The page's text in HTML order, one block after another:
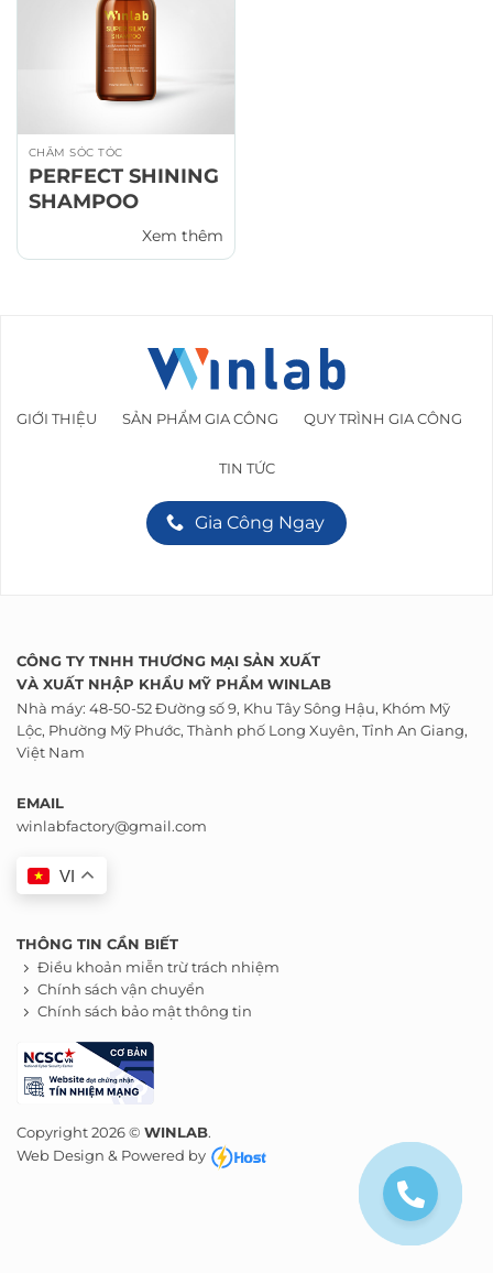
CHĂM SÓC TÓC
PERFECT SHINING
SHAMPOO
Xem thêm
GIỚI THIỆU SẢN PHẨM GIA CÔNG QUY TRÌNH GIA CÔNG
TIN TỨC
Gia Công Ngay
CÔNG TY TNHH THƯƠNG MẠI SẢN XUẤT
VÀ XUẤT NHẬP KHẨU MỸ PHẨM WINLAB
Nhà máy: 48-50-52 Đường số 9, Khu Tây Sông Hậu, Khóm Mỹ
Lộc, Phường Mỹ Phước, Thành phố Long Xuyên, Tỉnh An Giang,
Việt Nam
EMAIL
winlabfactory@gmail.com
VI
THÔNG TIN CẦN BIẾT
Điều khoản miễn trừ trách nhiệm
Chính sách vận chuyển
Chính sách bảo mật thông tin
Copyright 2026 © WINLAB.
Web Design & Powered by